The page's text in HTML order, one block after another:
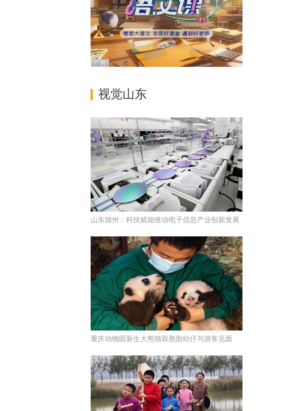
视觉山东
山东德州：科技赋能推动电子信息产业创新发展
重庆动物园新生大熊猫双胞胎幼仔与游客见面